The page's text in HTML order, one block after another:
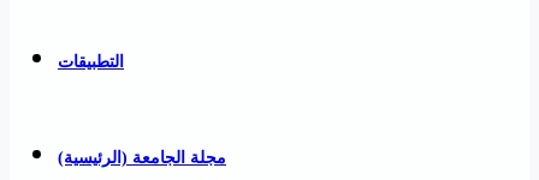
التطبيقات
مجلة الجامعة (الرئيسية)